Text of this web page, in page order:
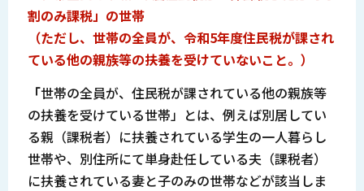
割のみ課税」の世帯
（ただし、世帯の全員が、令和5年度住民税が課され
ている他の親族等の扶養を受けていないこと。）
「世帯の全員が、住民税が課されている他の親族等
の扶養を受けている世帯」とは、例えば別居してい
る親（課税者）に扶養されている学生の一人暮らし
世帯や、別住所にて単身赴任している夫（課税者）
に扶養されている妻と子のみの世帯などが該当しま